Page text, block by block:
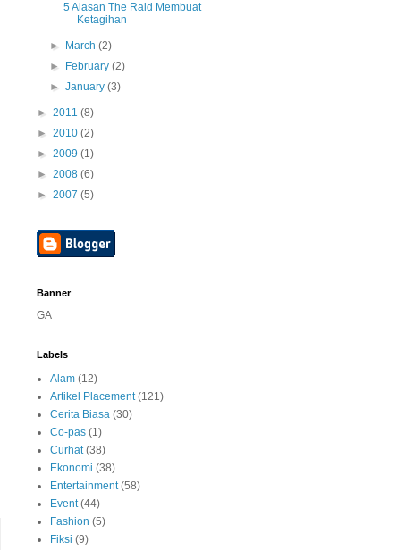
5 Alasan The Raid Membuat
Ketagihan
► March(2)
►
February(2)
►January(3)
► 2011 (8)
► 2010 (2)
► 2009 (1)
► 2008 (6)
► 2007 (5)
Banner
GA
Labels
Alam (12)
Artikel Placement (121)
Cerita Biasa (30)
Co-pas (1)
Curhat (38)
Ekonomi (38)
Entertainment (58)
Event (44)
Fashion (5)
Fiksi (9)